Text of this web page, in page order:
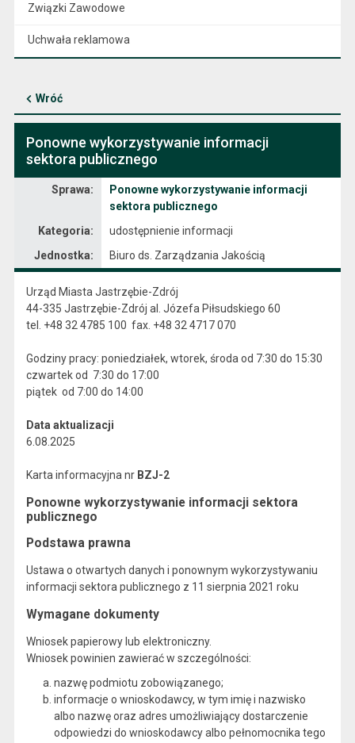
Związki Zawodowe
Uchwała reklamowa
Wróć
Ponowne wykorzystywanie informacji
sektora publicznego
Sprawa:
Ponowne wykorzystywanie informacji
sektora publicznego
Kategoria:
udostępnienie informacji
Jednostka:
Biuro ds. Zarządzania Jakością
Urząd Miasta Jastrzębie-Zdrój
44-335 Jastrzębie-Zdrój al. Józefa Piłsudskiego 60
tel. +48 32 4785 100 fax. +48 32 4717 070
Godziny pracy: poniedziałek, wtorek, środa od 7:30 do 15:30
czwartek od 7:30 do 17:00
piątek od 7:00 do 14:00
Data aktualizacji
6.08.2025
Karta informacyjna nr BZJ-2
Ponowne wykorzystywanie informacji sektora
publicznego
Podstawa prawna
Ustawa o otwartych danych i ponownym wykorzystywaniu
informacji sektora publicznego z 11 sierpnia 2021 roku
Wymagane dokumenty
Wniosek papierowy lub elektroniczny.
Wniosek powinien zawierać w szczególności:
nazwę podmiotu zobowiązanego;
informacje o wnioskodawcy, w tym imię i nazwisko
albo nazwę oraz adres umożliwiający dostarczenie
odpowiedzi do wnioskodawcy albo pełnomocnika tego